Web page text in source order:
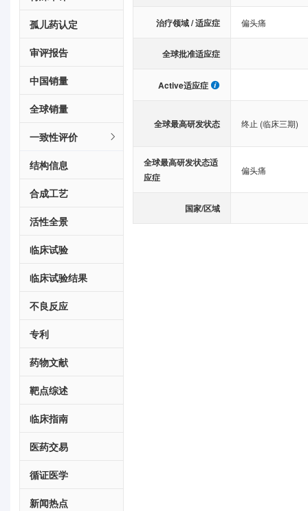
孤儿药认定
审评报告
中国销量
全球销量
一致性评价
结构信息
合成工艺
活性全景
临床试验
临床试验结果
不良反应
专利
药物文献
靶点综述
临床指南
医药交易
循证医学
新闻热点
治疗领域 / 适应症 偏头痛
全球批准适应症
Active适应症
全球最高研发状态 终止 (临床三期)
全球最高研发状态适
应症
偏头痛
国家/区域